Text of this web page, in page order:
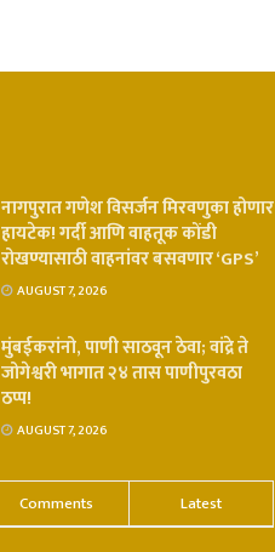
नागपुरात गणेश विसर्जन मिरवणुका होणार
हायटेक! गर्दी आणि वाहतूक कोंडी
रोखण्यासाठी वाहनांवर बसवणार ‘GPS’
AUGUST 7, 2026
मुंबईकरांनो, पाणी साठवून ठेवा; वांद्रे ते
जोगेश्वरी भागात २४ तास पाणीपुरवठा
ठप्प!
AUGUST 7, 2026
Comments Latest